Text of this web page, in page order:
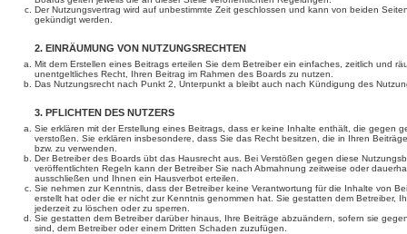
Der Nutzungsvertrag wird auf unbestimmte Zeit geschlossen und kann von beiden
gekündigt werden.
2. EINRÄUMUNG VON NUTZUNGSRECHTEN
Mit dem Erstellen eines Beitrags erteilen Sie dem Betreiber ein einfaches, zeitlich und
unentgeltliches Recht, Ihren Beitrag im Rahmen des Boards zu nutzen.
Das Nutzungsrecht nach Punkt 2, Unterpunkt a bleibt auch nach Kündigung des
3. PFLICHTEN DES NUTZERS
Sie erklären mit der Erstellung eines Beitrags, dass er keine Inhalte enthält, die gegen
verstoßen. Sie erklären insbesondere, dass Sie das Recht besitzen, die in Ihren
bzw. zu verwenden.
Der Betreiber des Boards übt das Hausrecht aus. Bei Verstößen gegen diese
veröffentlichten Regeln kann der Betreiber Sie nach Abmahnung zeitweise oder
ausschließen und Ihnen ein Hausverbot erteilen.
Sie nehmen zur Kenntnis, dass der Betreiber keine Verantwortung für die Inhalte von
erstellt hat oder die er nicht zur Kenntnis genommen hat. Sie gestatten dem Betreiber,
jederzeit zu löschen oder zu sperren.
Sie gestatten dem Betreiber darüber hinaus, Ihre Beiträge abzuändern, sofern sie
sind, dem Betreiber oder einem Dritten Schaden zuzufügen.